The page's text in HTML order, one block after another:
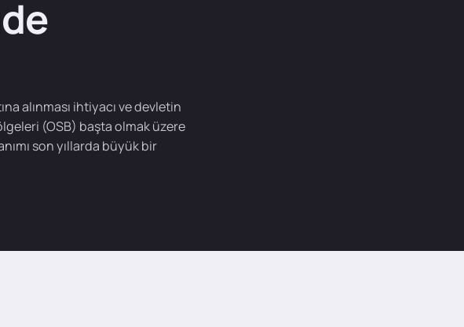
alınması ihtiyacı ve devletin
(OSB) başta olmak üzere
son yıllarda büyük bir